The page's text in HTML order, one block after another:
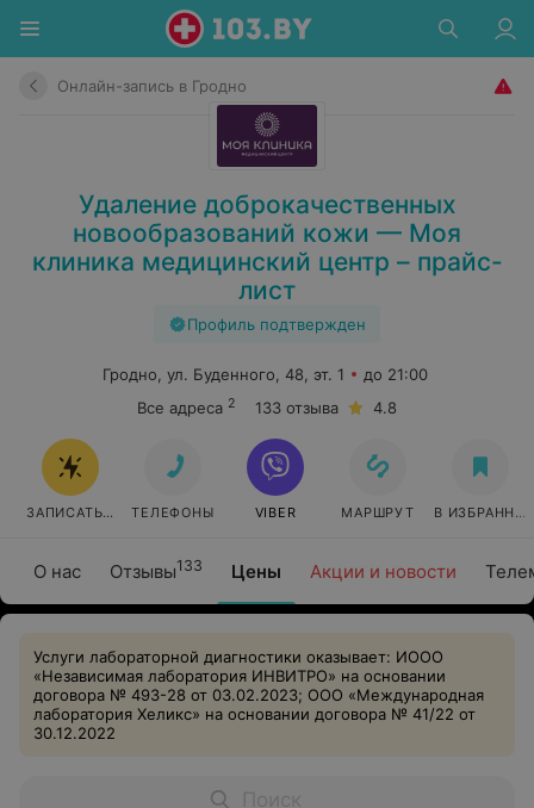
Онлайн-запись в Гродно
Удаление доброкачественных
новообразований кожи — Моя
клиника медицинский центр – прайс-
лист
Профиль подтвержден
О нас Отзывы133 Цены Акции и новости
Гродно, ул. Буденного, 48, эт. 1
до 21:00
Все адреса 2 133 отзыва 4.8
ЗАПИСАТЬСЯ ОНЛАЙН
ТЕЛЕФОНЫ VIBER МАРШРУТ В ИЗБРАННОЕ
Услуги лабораторной диагностики оказывает: ИООО
«Независимая лаборатория ИНВИТРО» на основании
договора № 493-28 от 03.02.2023; ООО «Международная
лаборатория Хеликс» на основании договора № 41/22 от
30.12.2022